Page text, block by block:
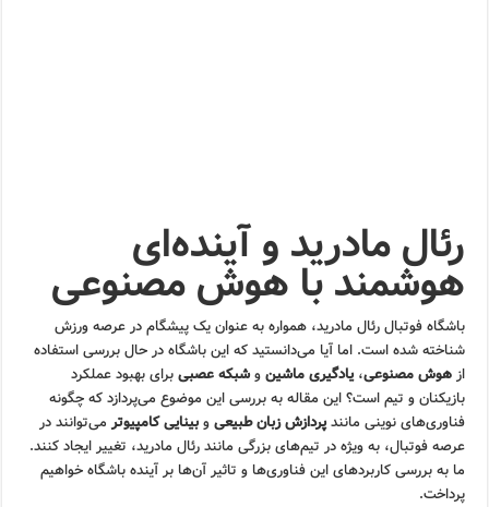
رئال مادرید و آینده‌ای
هوشمند با هوش مصنوعی
باشگاه فوتبال رئال مادرید، همواره به عنوان یک پیشگام در عرصه ورزش
شناخته شده است. اما آیا می‌دانستید که این باشگاه در حال بررسی استفاده
ازهوش مصنوعی،یادگیری ماشینوشبکه عصبیبرای بهبود عملکرد
بازیکنان و تیم است؟ این مقاله به بررسی این موضوع می‌پردازد که چگونه
فناوری‌های نوینی مانندپردازش زبان طبیعیوبینایی کامپیوترمی‌توانند در
عرصه فوتبال، به ویژه در تیم‌های بزرگی مانند رئال مادرید، تغییر ایجاد کنند.
ما به بررسی کاربردهای این فناوری‌ها و تاثیر آن‌ها بر آینده باشگاه خواهیم
پرداخت.